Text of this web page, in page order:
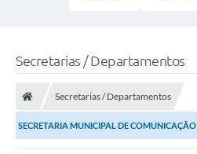
Secretarias / Departamentos
Secretarias / Departamentos
SECRETARIA MUNICIPAL DE COMUNICAÇÃO